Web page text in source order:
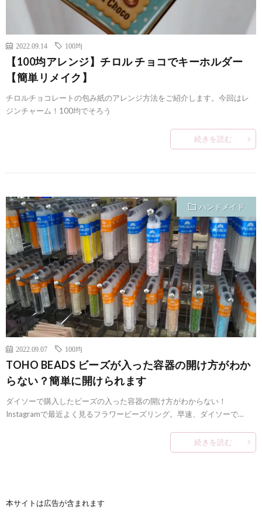
2022.09.14 100均
【100均アレンジ】チロル チョコでキーホルダー
【簡単リメイク】
チロルチョコレートの包み紙のアレンジ方法をご紹介します。今回はレ
ジンチャーム！100均でそろう
続きを読む
ハンドメイド
2022.09.07 100均
TOHO BEADS ビーズが入った容器の開け方がわか
らない？簡単に開けられます
ダイソーで購入したビーズの入った容器の開け方がわからない！
Instagramで最近よく見るフラワービーズリング。早速、ダイソーで…
続きを読む
本サイトは広告が含まれます